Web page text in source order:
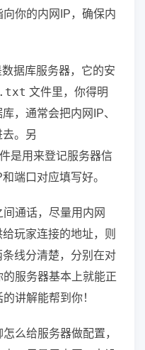
你的内网IP，确保内
数据库服务器，它的安
文件里，你得明
，通常会把内网IP、
。另
是用来登记服务器信
端口对应填写好。
通话，尽量用内网
玩家连接的地址，则
线分清楚，分别在对
服务器基本上就能正
讲解能帮到你！
么给服务器做配置，